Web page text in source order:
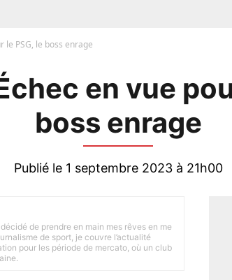
le PSG, le boss enrage
en vue
boss enrage
Publié le 1 septembre 2023 à 21h00
de prendre en main mes rêves en me
de sport, je couvre l’actualité
pour les période de mercato, où un club